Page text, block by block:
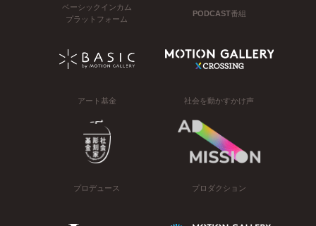
ベーシックインカム
プラットフォーム
PODCAST番組
アート基金 社会を動かすかけ声
プロデュース プロダクション